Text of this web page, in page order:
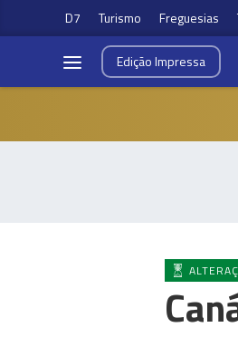
D7 Turismo Freguesias
EdiçãoImpressa